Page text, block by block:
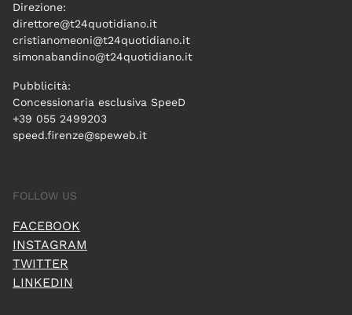
Direzione:
direttore@t24quotidiano.it
cristianomeoni@t24quotidiano.it
simonabandino@t24quotidiano.it
Pubblicità:
Concessionaria esclusiva SpeeD
+39 055 2499203
speed.firenze@speweb.it
FOLLOW US
FACEBOOK
INSTAGRAM
TWITTER
LINKEDIN